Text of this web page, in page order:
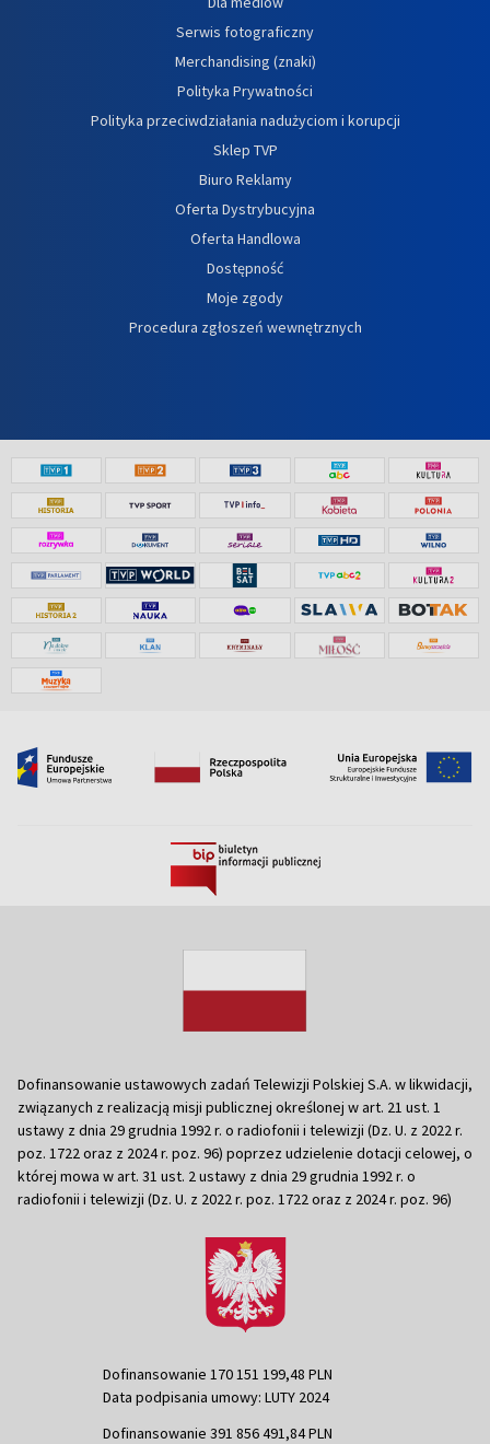
Serwis fotograficzny
Merchandising (znaki)
Polityka Prywatności
Polityka przeciwdziałania nadużyciom i korupcji
Sklep TVP
Biuro Reklamy
Oferta Dystrybucyjna
Oferta Handlowa
Dostępność
Moje zgody
Procedura zgłoszeń wewnętrznych
Dofinansowanie ustawowych zadań Telewizji Polskiej S.A. w likwidacji,
związanych z realizacją misji publicznej określonej w art. 21 ust. 1
ustawy z dnia 29 grudnia 1992 r. o radiofonii i telewizji (Dz. U. z 2022 r.
poz. 1722 oraz z 2024 r. poz. 96) poprzez udzielenie dotacji celowej, o
której mowa w art. 31 ust. 2 ustawy z dnia 29 grudnia 1992 r. o
radiofonii i telewizji (Dz. U. z 2022 r. poz. 1722 oraz z 2024 r. poz. 96)
Dofinansowanie 170 151 199,48 PLN
Data podpisania umowy: LUTY 2024
Dofinansowanie 391 856 491,84 PLN